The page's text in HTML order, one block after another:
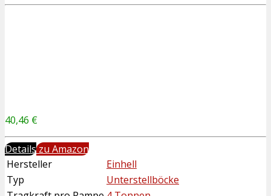
40,46 €
Detailszu Amazon
Hersteller
Einhell
Typ
Unterstellböcke